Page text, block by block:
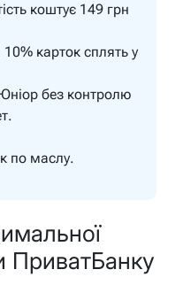
коштує 149 грн
карток сплять у
Юніор без контролю
по маслу.
ПриватБанку